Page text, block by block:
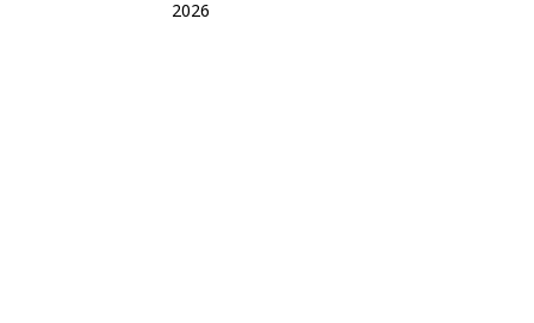
2026